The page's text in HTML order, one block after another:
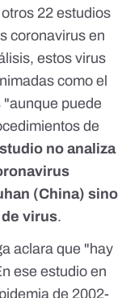
22 estudios
coronavirus en
estos virus
como el
"aunque puede
de
no analiza
(China) sino
virus.
aclara que "hay
ese estudio en
de 2002-